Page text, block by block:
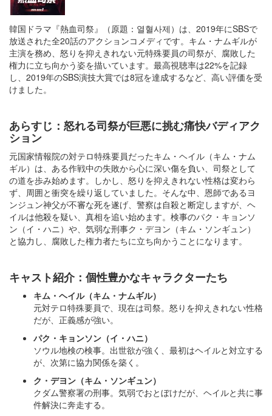
韓国ドラマ『熱血司祭』（原題：열혈사제）は、2019年にSBSで
放送された全20話のアクションコメディです。キム・ナムギルが
主演を務め、怒りを抑えきれない元特殊要員の司祭が、腐敗した
権力に立ち向かう姿を描いています。最高視聴率は22%を記録
し、2019年のSBS演技大賞では8冠を達成するなど、高い評価を受
けました。
あらすじ：怒れる司祭が巨悪に挑む痛快バディアク
ション
元国家情報院の対テロ特殊要員だったキム・ヘイル（キム・ナム
ギル）は、ある作戦中の失敗から心に深い傷を負い、司祭として
の道を歩み始めます。しかし、怒りを抑えきれない性格は変わら
ず、周囲と衝突を繰り返していました。そんな中、恩師であるヨ
ンジュン神父が不審な死を遂げ、警察は自殺と断定しますが、ヘ
イルは他殺を疑い、真相を追い始めます。検事のパク・キョンソ
ン（イ・ハニ）や、気弱な刑事ク・デヨン（キム・ソンギュン）
と協力し、腐敗した権力者たちに立ち向かうことになります。
キャスト紹介：個性豊かなキャラクターたち
キム・ヘイル（キム・ナムギル）
元対テロ特殊要員で、現在は司祭。怒りを抑えきれない性格
だが、正義感が強い。
パク・キョンソン（イ・ハニ）
ソウル地検の検事。出世欲が強く、最初はヘイルと対立する
が、次第に協力関係を築く。
ク・デヨン（キム・ソンギュン）
クダム警察署の刑事。気弱でおとぼけだが、ヘイルと共に事
件解決に奔走する。